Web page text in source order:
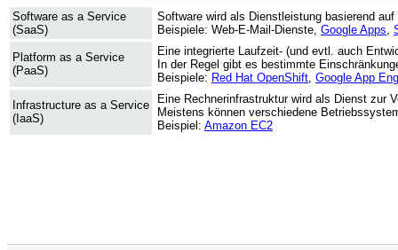
Software as a Service
(SaaS)
Software wird als Dienstleistung basierend
Beispiele: Web-E-Mail-Dienste, Google Apps
Platform as a Service
(PaaS)
Eine integrierte Laufzeit- (und evtl. auch
In der Regel gibt es bestimmte
Beispiele: Red Hat OpenShift Google App
Infrastructure as a Service
(IaaS)
Eine Rechnerinfrastruktur wird als Dienst zur
Meistens können verschiedene
Beispiel: Amazon EC2